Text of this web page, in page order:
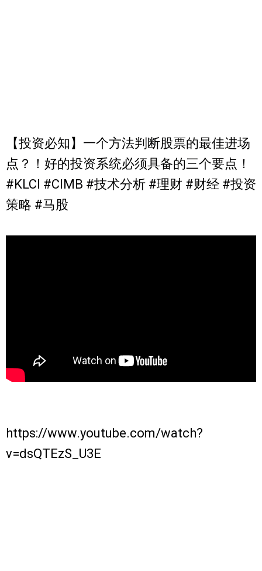
【投资必知】一个方法判断股票的最佳进场
点？！好的投资系统必须具备的三个要点！
#KLCI #CIMB #技术分析 #理财 #财经 #投资
策略 #马股
https://www.youtube.com/watch?
v=dsQTEzS_U3E